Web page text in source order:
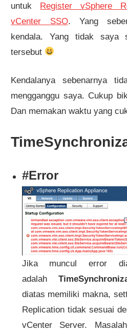
untuk Register vSphere
vCenter SSO. Yang
kendala. Yang tidak saya
tersebut
Kendalanya sebenarnya
mengganggu saya. Cukup
Dan memakan waktu yang
#Error
Jika muncul error
adalah
diatas memiliki makna,
Replication tidak sesuai
vCenter Server.